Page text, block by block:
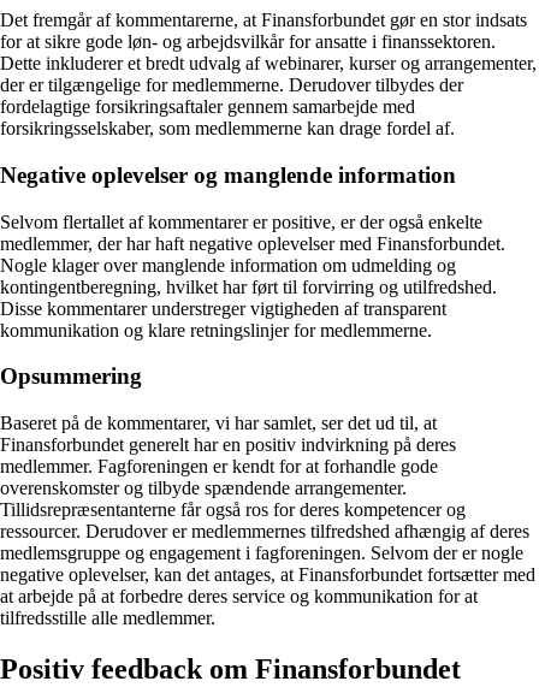
Det fremgår af kommentarerne, at Finansforbundet gør en stor indsats
for at sikre gode løn- og arbejdsvilkår for ansatte i finanssektoren.
Dette inkluderer et bredt udvalg af webinarer, kurser og arrangementer,
der er tilgængelige for medlemmerne. Derudover tilbydes der
fordelagtige forsikringsaftaler gennem samarbejde med
forsikringsselskaber, som medlemmerne kan drage fordel af.
Negative oplevelser og manglende information
Selvom flertallet af kommentarer er positive, er der også enkelte
medlemmer, der har haft negative oplevelser med Finansforbundet.
Nogle klager over manglende information om udmelding og
kontingentberegning, hvilket har ført til forvirring og utilfredshed.
Disse kommentarer understreger vigtigheden af ​​transparent
kommunikation og klare retningslinjer for medlemmerne.
Opsummering
Baseret på de kommentarer, vi har samlet, ser det ud til, at
Finansforbundet generelt har en positiv indvirkning på deres
medlemmer. Fagforeningen er kendt for at forhandle gode
overenskomster og tilbyde spændende arrangementer.
Tillidsrepræsentanterne får også ros for deres kompetencer og
ressourcer. Derudover er medlemmernes tilfredshed afhængig af deres
medlemsgruppe og engagement i fagforeningen. Selvom der er nogle
negative oplevelser, kan det antages, at Finansforbundet fortsætter med
at arbejde på at forbedre deres service og kommunikation for at
tilfredsstille alle medlemmer.
Positiv feedback om Finansforbundet